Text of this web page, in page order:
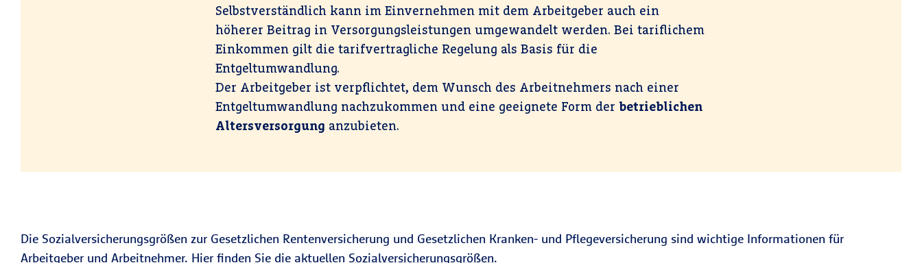
Selbstverständlich kann im Einvernehmen mit dem Arbeitgeber auch ein
höherer Beitrag in Versorgungsleistungen umgewandelt werden. Bei tariflichem
Einkommen gilt die tarifvertragliche Regelung als Basis für die
Entgeltumwandlung.
Der Arbeitgeber ist verpflichtet, dem Wunsch des Arbeitnehmers nach einer
Entgeltumwandlung nachzukommen und eine geeignete Form der betrieblichen
Altersversorgung anzubieten.
Die Sozialversicherungsgrößen zur Gesetzlichen Rentenversicherung und Gesetzlichen Kranken- und Pflegeversicherung sind wichtige Informationen für
Arbeitgeber und Arbeitnehmer. Hier finden Sie die aktuellen Sozialversicherungsgrößen.